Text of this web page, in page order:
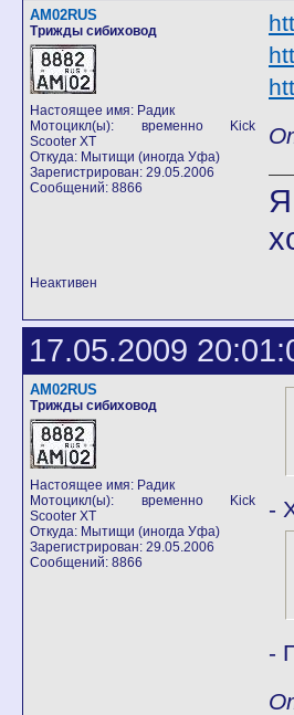
AM02RUS
Трижды сибиховод
Настоящее имя: Радик
Мотоцикл(ы): временно Kick
Scooter XT
Откуда: Мытищи (иногда Уфа)
Зарегистрирован: 29.05.2006
Сообщений: 8866
Неактивен
17.05.2009
AM02RUS
Трижды сибиховод
Настоящее имя: Радик
Мотоцикл(ы): временно Kick
Scooter XT
Откуда: Мытищи (иногда Уфа)
Зарегистрирован: 29.05.2006
Сообщений: 8866
-
-